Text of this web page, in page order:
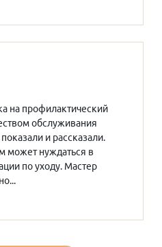
на профилактический
обслуживания
и рассказали.
может нуждаться в
по уходу. Мастер